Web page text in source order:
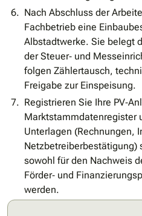
Nach Abschluss der
Fachbetrieb eine
Albstadtwerke. Sie belegt
der Steuer‐ und
folgen Zählertausch,
Freigabe zur Einspeisung.
Registrieren Sie Ihre
Marktstammdatenregister
Unterlagen (Rechnungen,
Netzbetreiberbestätigung)
sowohl für den Nachweis
Förder‐ und
werden.